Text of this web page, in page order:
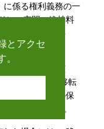
とアクセ
。
に係る権利義務の一
レス空間の維持料
れている維持料
日以降は、 当該
金されます。 移転
場合は、 従前の保
課金されます。